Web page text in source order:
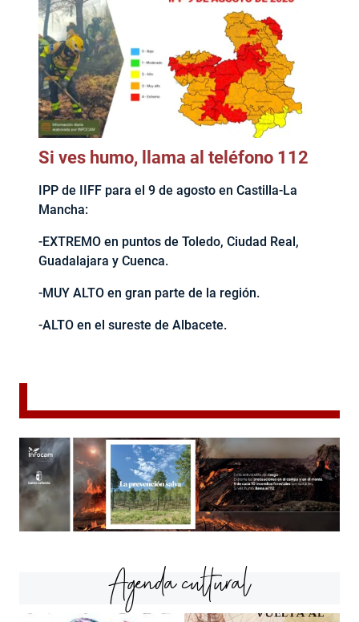
Si ves humo, llama al teléfono 112
IPP de IIFF para el 9 de agosto en Castilla-La
Mancha:
-EXTREMO en puntos de Toledo, Ciudad Real,
Guadalajara y Cuenca.
-MUY ALTO en gran parte de la región.
-ALTO en el sureste de Albacete.
Agenda cultural